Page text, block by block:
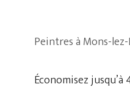
Peintres à Mons-
Économisez jusqu’à